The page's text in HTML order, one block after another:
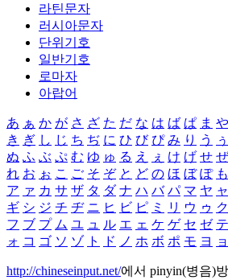
라틴문자
러시아문자
단위기호
일반기호
로마자
아랍어
あ ぁ か が さ ざ た だ な は ば ぱ ま や
き ぎ し じ ち ぢ に ひ び ぴ み り う ぅ
ぬ ふ ぶ ぷ む ゆ ゅ る え ぇ け げ せ ぜ
れ お ぉ こ ご そ ぞ と ど の ほ ぼ ぽ も
ア ァ カ サ ザ タ ダ ナ ハ バ パ マ ヤ ャ
ギ シ ジ チ ヂ ニ ヒ ビ ピ ミ リ ウ ゥ ク
フ ブ プ ム ユ ュ ル エ ェ ケ ゲ セ ゼ テ
ォ コ ゴ ソ ゾ ト ド ノ ホ ボ ポ モ ヨ ョ
http://chineseinput.net/에서 pinyin(병음)